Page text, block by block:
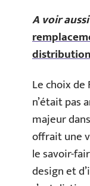
A voir
Le choix
n’était pas
majeur
offrait une
le savoir-
design et